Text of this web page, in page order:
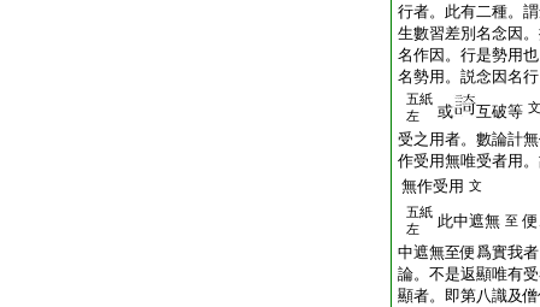
行者。此有二種。
生數習差別名念因
名作因。行是勢用
名勢用。説念因名行
五紙
左
或 互破等 文
受之用者。數論計
作受用無唯受者用
無作受用 文
五紙
左
此中遮無 至
中遮無至便爲實我
論。不是返顯唯有
顯者。即第八識及